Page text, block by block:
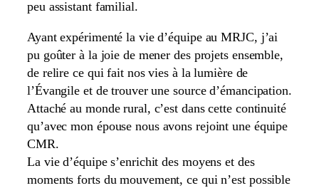
peu assistant familial.
Ayant expérimenté la vie d’équipe au MRJC, j’ai
pu goûter à la joie de mener des projets ensemble,
de relire ce qui fait nos vies à la lumière de
l’Évangile et de trouver une source d’émancipation.
Attaché au monde rural, c’est dans cette continuité
qu’avec mon épouse nous avons rejoint une équipe
CMR.
La vie d’équipe s’enrichit des moyens et des
moments forts du mouvement, ce qui n’est possible